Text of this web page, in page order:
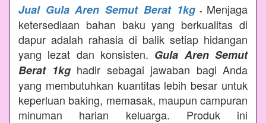
Jual Gula Aren Semut Berat 1kg- Menjaga
ketersediaan bahan baku yang berkualitas di
dapur adalah rahasia di balik setiap hidangan
yang lezat dan konsisten. Gula Aren Semut
Berat 1kghadir sebagai jawaban bagi Anda
yang membutuhkan kuantitas lebih besar untuk
keperluan baking, memasak, maupun campuran
minuman harian keluarga. Produk ini